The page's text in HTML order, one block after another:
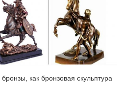
место, где был зарожден этот
искусства.Краткое
как символ вечного веселья и
как бронзовая скульптура